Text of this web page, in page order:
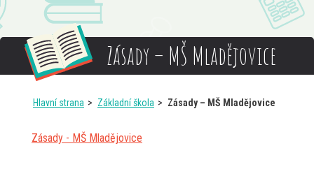
Zásady – MŠ Mladějovice
Hlavní strana Základní škola Zásady – MŠ Mladějovice
Zásady - MŠ Mladějovice